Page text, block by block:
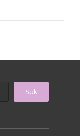
Sök